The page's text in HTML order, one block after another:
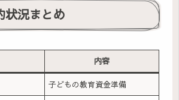
況まとめ
内容
子どもの教育資金準備